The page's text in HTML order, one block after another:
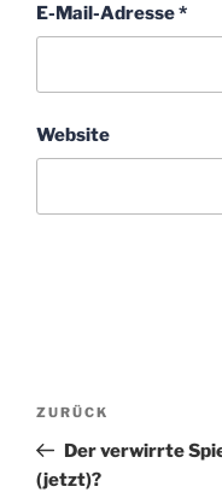
E-Mail-Adresse*
Website
Beitragsnavigation
Vorheriger
Beitrag
ZURÜCK
Der verwirrte
(jetzt)?